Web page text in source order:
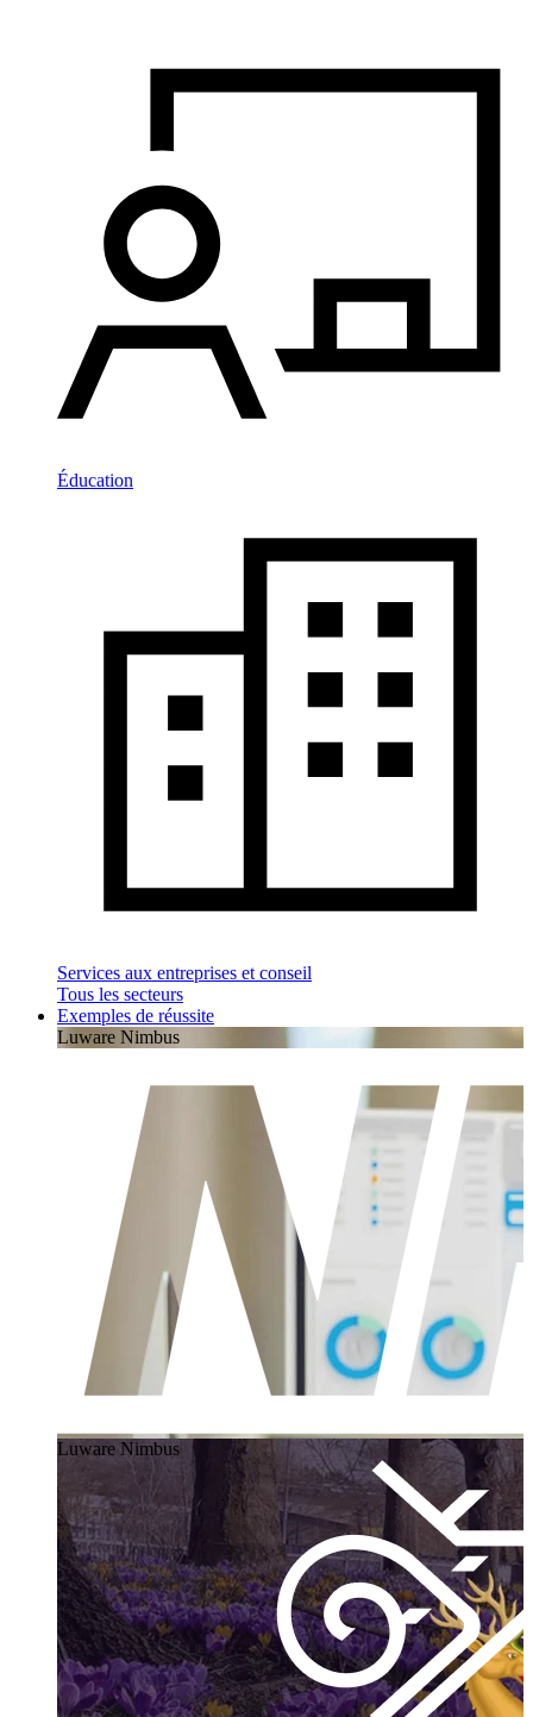
Éducation
Services aux entreprises et conseil
Tous les secteurs
Exemples de réussite
Luware Nimbus
Luware Nimbus